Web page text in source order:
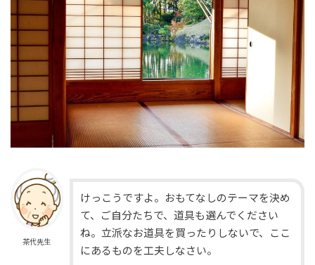
茶代先生
けっこうですよ。おもてなしのテーマを決め
て、ご自分たちで、道具も選んでください
ね。立派なお道具を買ったりしないで、ここ
にあるものを工夫しなさい。